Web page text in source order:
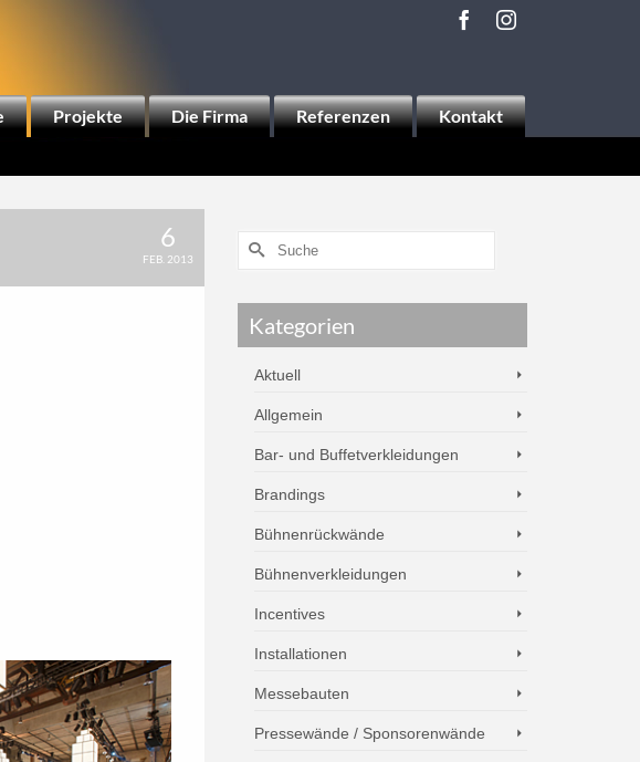
Projekte Die Firma Referenzen Kontakt
6
FEB. 2013
Kategorien
Aktuell
Allgemein
Bar- und Buffetverkleidungen
Brandings
Bühnenrückwände
Bühnenverkleidungen
Incentives
Installationen
Messebauten
Pressewände / Sponsorenwände